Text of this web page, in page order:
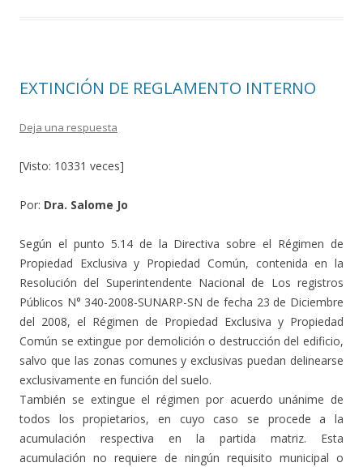
k r
EXTINCIÓN DE REGLAMENTO INTERNO
Deja una respuesta
[Visto: 10331 veces]
Por: Dra. Salome Jo
Según el punto 5.14 de la Directiva sobre el Régimen de
Propiedad Exclusiva y Propiedad Común, contenida en la
Resolución del Superintendente Nacional de Los registros
Públicos N° 340-2008-SUNARP-SN de fecha 23 de Diciembre
del 2008, el Régimen de Propiedad Exclusiva y Propiedad
Común se extingue por demolición o destrucción del edificio,
salvo que las zonas comunes y exclusivas puedan delinearse
exclusivamente en función del suelo.
También se extingue el régimen por acuerdo unánime de
todos los propietarios, en cuyo caso se procede a la
acumulación respectiva en la partida matriz. Esta
acumulación no requiere de ningún requisito municipal o